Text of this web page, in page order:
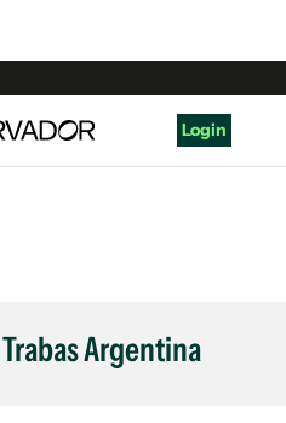
Login
Trabas Argentina